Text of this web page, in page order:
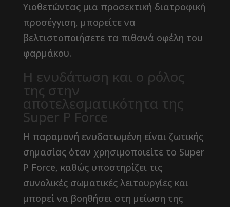
Υιοθετώντας μια προσεκτική διατροφική
προσέγγιση, μπορείτε να
βελτιστοποιήσετε τα πιθανά οφέλη του
φαρμάκου.
Η ενυδάτωση και ο ρόλος
της στην
αποτελεσματικότητα της
Super P Force
Η παραμονή ενυδατωμένη είναι ζωτικής
σημασίας όταν χρησιμοποιείτε το Super
P Force, καθώς υποστηρίζει τις
συνολικές σωματικές λειτουργίες και
μπορεί να βοηθήσει στη μείωση της